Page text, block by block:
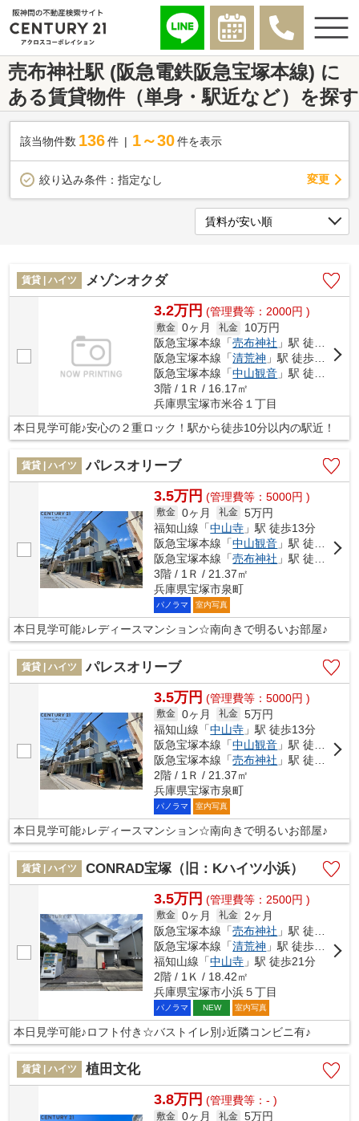
売布神社駅 (阪急電鉄阪急宝塚本線) に
ある賃貸物件（単身・駅近など）を探す
該当物件数 136件 1～30 件を表示
絞り込み条件： 指定なし 変更
賃貸 | ハイツ メゾンオクダ
3.2万円 (管理費等：2000円 )
敷金 0ヶ月 礼金
10万円
阪急宝塚本線「売布神社 」駅 徒歩8分
阪急宝塚本線「清荒神 」駅 徒歩12分
阪急宝塚本線「中山観音 」駅 徒歩22分
3階 / 1Ｒ / 16.17㎡
兵庫県宝塚市米谷１丁目
本日見学可能♪安心の２重ロック！駅から徒歩10分以内の駅近！
賃貸 | ハイツ パレスオリーブ
3.5万円 (管理費等：5000円 )
敷金 0ヶ月 礼金 5万円
福知山線「中山寺 」駅 徒歩13分
阪急宝塚本線「中山観音 」駅 徒歩17分
阪急宝塚本線「売布神社 」駅 徒歩18分
3階 / 1Ｒ / 21.37㎡
兵庫県宝塚市泉町
パノラマ 室内写真
本日見学可能♪レディースマンション☆南向きで明るいお部屋♪
賃貸 | ハイツ パレスオリーブ
3.5万円 (管理費等：5000円 )
敷金 0ヶ月 礼金 5万円
福知山線「中山寺 」駅 徒歩13分
阪急宝塚本線「中山観音 」駅 徒歩17分
阪急宝塚本線「売布神社 」駅 徒歩18分
2階 / 1Ｒ / 21.37㎡
兵庫県宝塚市泉町
パノラマ 室内写真
本日見学可能♪レディースマンション☆南向きで明るいお部屋♪
賃貸 | ハイツ CONRAD宝塚（旧：Kハイツ小浜）
3.5万円 (管理費等：2500円 )
敷金 0ヶ月 礼金
2ヶ月
阪急宝塚本線「売布神社 」駅 徒歩16分
阪急宝塚本線「清荒神 」駅 徒歩17分
福知山線「中山寺 」駅 徒歩21分
2階 / 1Ｋ / 18.42㎡
兵庫県宝塚市小浜５丁目
パノラマ NEW 室内写真
本日見学可能♪ロフト付き☆バストイレ別♪近隣コンビニ有♪
賃貸 | ハイツ 植田文化
3.8万円 (管理費等：- )
敷金 0ヶ月 礼金 5万円